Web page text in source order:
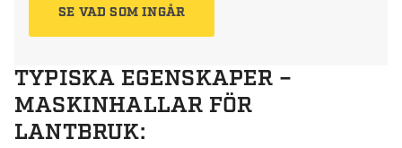
SE VAD SOM INGÅR
TYPISKA EGENSKAPER –
MASKINHALLAR FÖR
LANTBRUK: